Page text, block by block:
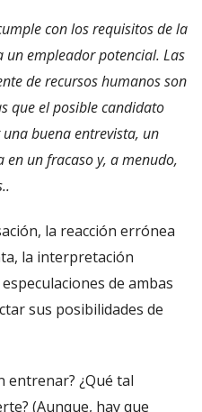
con los requisitos de la
un empleador potencial. Las
de recursos humanos son
que el posible candidato
buena entrevista, un
un fracaso y, a menudo,
la reacción errónea
la interpretación
de ambas
sus posibilidades de
entrenar? ¿Qué tal
(Aunque, hay que